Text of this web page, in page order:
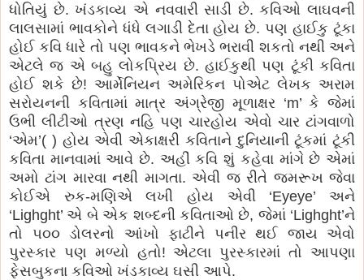
ધોતિયું છે. ખંડકાવ્ય એ નવવારી સાડી છે. કવિઓ લાઘવની
લાલસામાં ભાવકોને ધંધે લગાડી દેતા હોય છે. પણ હાઈકુ ટૂંકા
હોઈ કવિ ધારે તો પણ ભાવકને ભેખડે ભરાવી શકતો નથી અને
એટલે જ એ બહુ લોકપ્રિય છે. હાઈકુથી પણ ટૂંકી કવિતા
હોઈ શકે છે! આર્મેનિયન અમેરિકન પોએટ લેખક અરામ
સરોયનની કવિતામાં માત્ર અંગ્રેજી મૂળાક્ષર ‘m’ કે જેમાં
ઉભી લીટીઓ ત્રણ નહિ પણ ચારહોય એવો ચાર ટાંગવાળો
‘એમ’( ) હોય એવી એકાક્ષરી કવિતાને દુનિયાની ટૂંકમાં ટૂંકી
કવિતા માનવામાં આવે છે. અહીં કવિ શું કહેવા માંગે છે એમાં
અમો ટાંગ મારવા નથી માગતા. એવી જ રીતે જમરૂખ જેવા
કોઈએ રુક-મણિએ લખી હોય એવી ‘Eyeye’ અને
‘Lighght’ એ બે એક શબ્દની કવિતાઓ છે, જેમાં ‘Lighght’ને
તો ૫૦૦ ડોલરનો આંખો ફાટીને પનીર થઈ જાય એવો
પુરસ્કાર પણ મળ્યો હતો! એટલા પુરસ્કારમાં તો આપણા
ફેસબુકના કવિઓ ખંડકાવ્ય ઘસી આપે.